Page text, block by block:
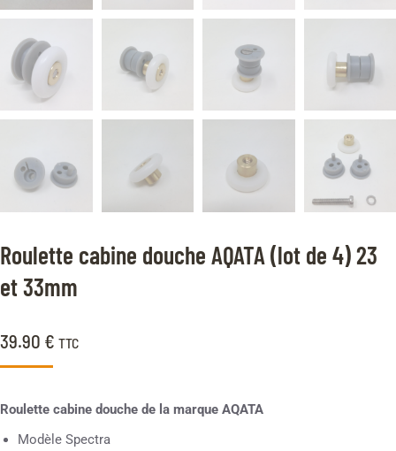
Roulette cabine douche AQATA (lot de 4) 23
et 33mm
39.90 € TTC
Roulette cabine douche de la marque AQATA
Modèle Spectra